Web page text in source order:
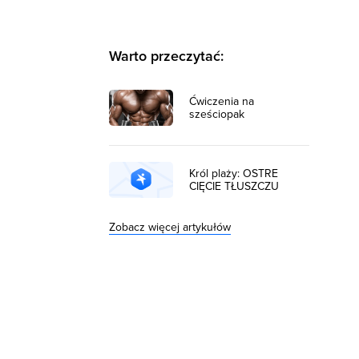
Warto przeczytać:
Ćwiczenia na
sześciopak
Król plaży: OSTRE
CIĘCIE TŁUSZCZU
Zobacz więcej artykułów